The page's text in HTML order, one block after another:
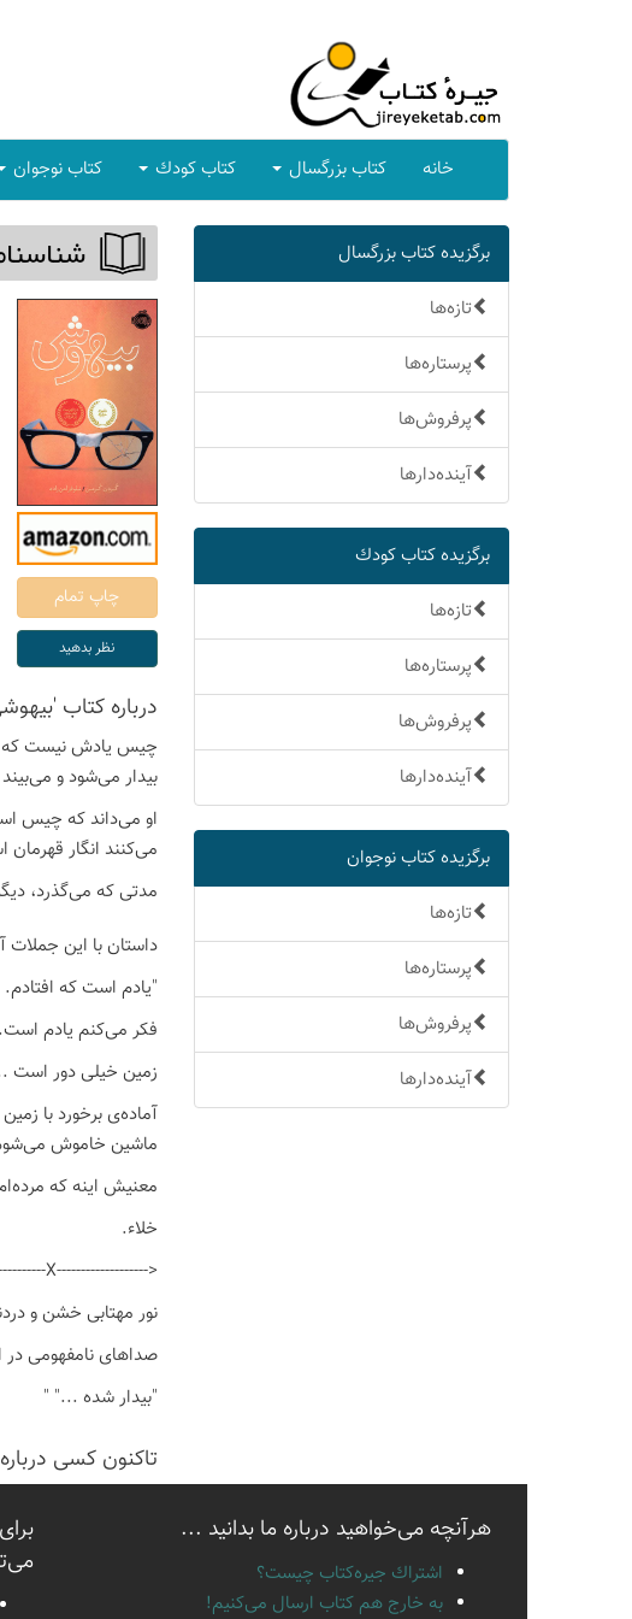
خانه كتاب بزرگسال كتاب كودك كتاب نوجوان
برگزیده كتاب بزرگسال
تازه‌ها
پرستاره‌ها
پرفروش‌ها
آینده‌دارها
برگزیده كتاب كودك
تازه‌ها
پرستاره‌ها
پرفروش‌ها
آینده‌دارها
برگزیده كتاب نوجوان
تازه‌ها
پرستاره‌ها
پرفروش‌ها
آینده‌دارها
درباره كتاب
چیس یادش نیست که
بیدار می‌شود و
او می‌داند که چیس
می‌کنند انگار
مدتی که می‌گذرد،
داستان با این جملات
"یادم است که افتادم.
فکر می‌کنم یادم
زمین خیلی دور است
آماده‌ی برخورد با
ماشین خاموش
معنیش اینه که
خلاء.
<-------------------X------------------->
نور مهتابی خشن و
صداهای نامفهومی
"بیدار شده ..." "
تاكنون كسی
هرآنچه می‌خواهید درباره ما بدانید ...
اشتراك جيره‌كتاب چيست؟
به خارج هم كتاب ارسال می‌كنیم!